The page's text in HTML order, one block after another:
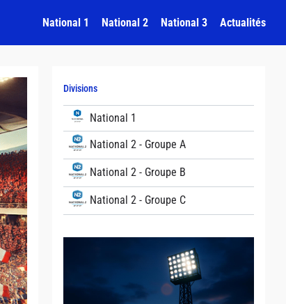
National 1 National 2 National 3 Actualités
Divisions
National 1
National 2 - Groupe A
National 2 - Groupe B
National 2 - Groupe C